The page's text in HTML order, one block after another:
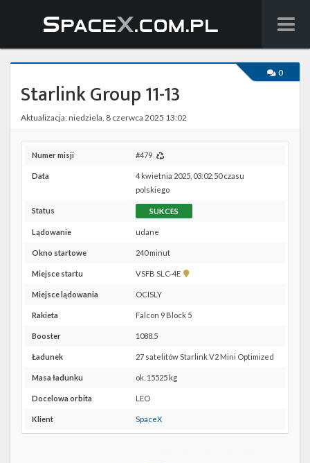
Wiadomości
Baza wiedzy
Starlink
Starship
Szukaj
Facebook
Twitter
Kalendarze
0
Starlink Group 11-13
Aktualizacja: niedziela, 8 czerwca 2025 13:02
Numer misji #479
Data
4 kwietnia 2025, 03:02:50 czasu
polskiego
Status SUKCES
Lądowanie udane
Okno startowe 240 minut
Miejsce startu VSFB SLC-4E
Pokaż
SLC-
Maps
Miejsce lądowania OCISLY
Rakieta Falcon 9 Block 5
Booster 1088.5
Ładunek 27 satelitów Starlink V2 Mini Optimized
Masa ładunku ok. 15525 kg
Docelowa orbita LEO
Klient SpaceX